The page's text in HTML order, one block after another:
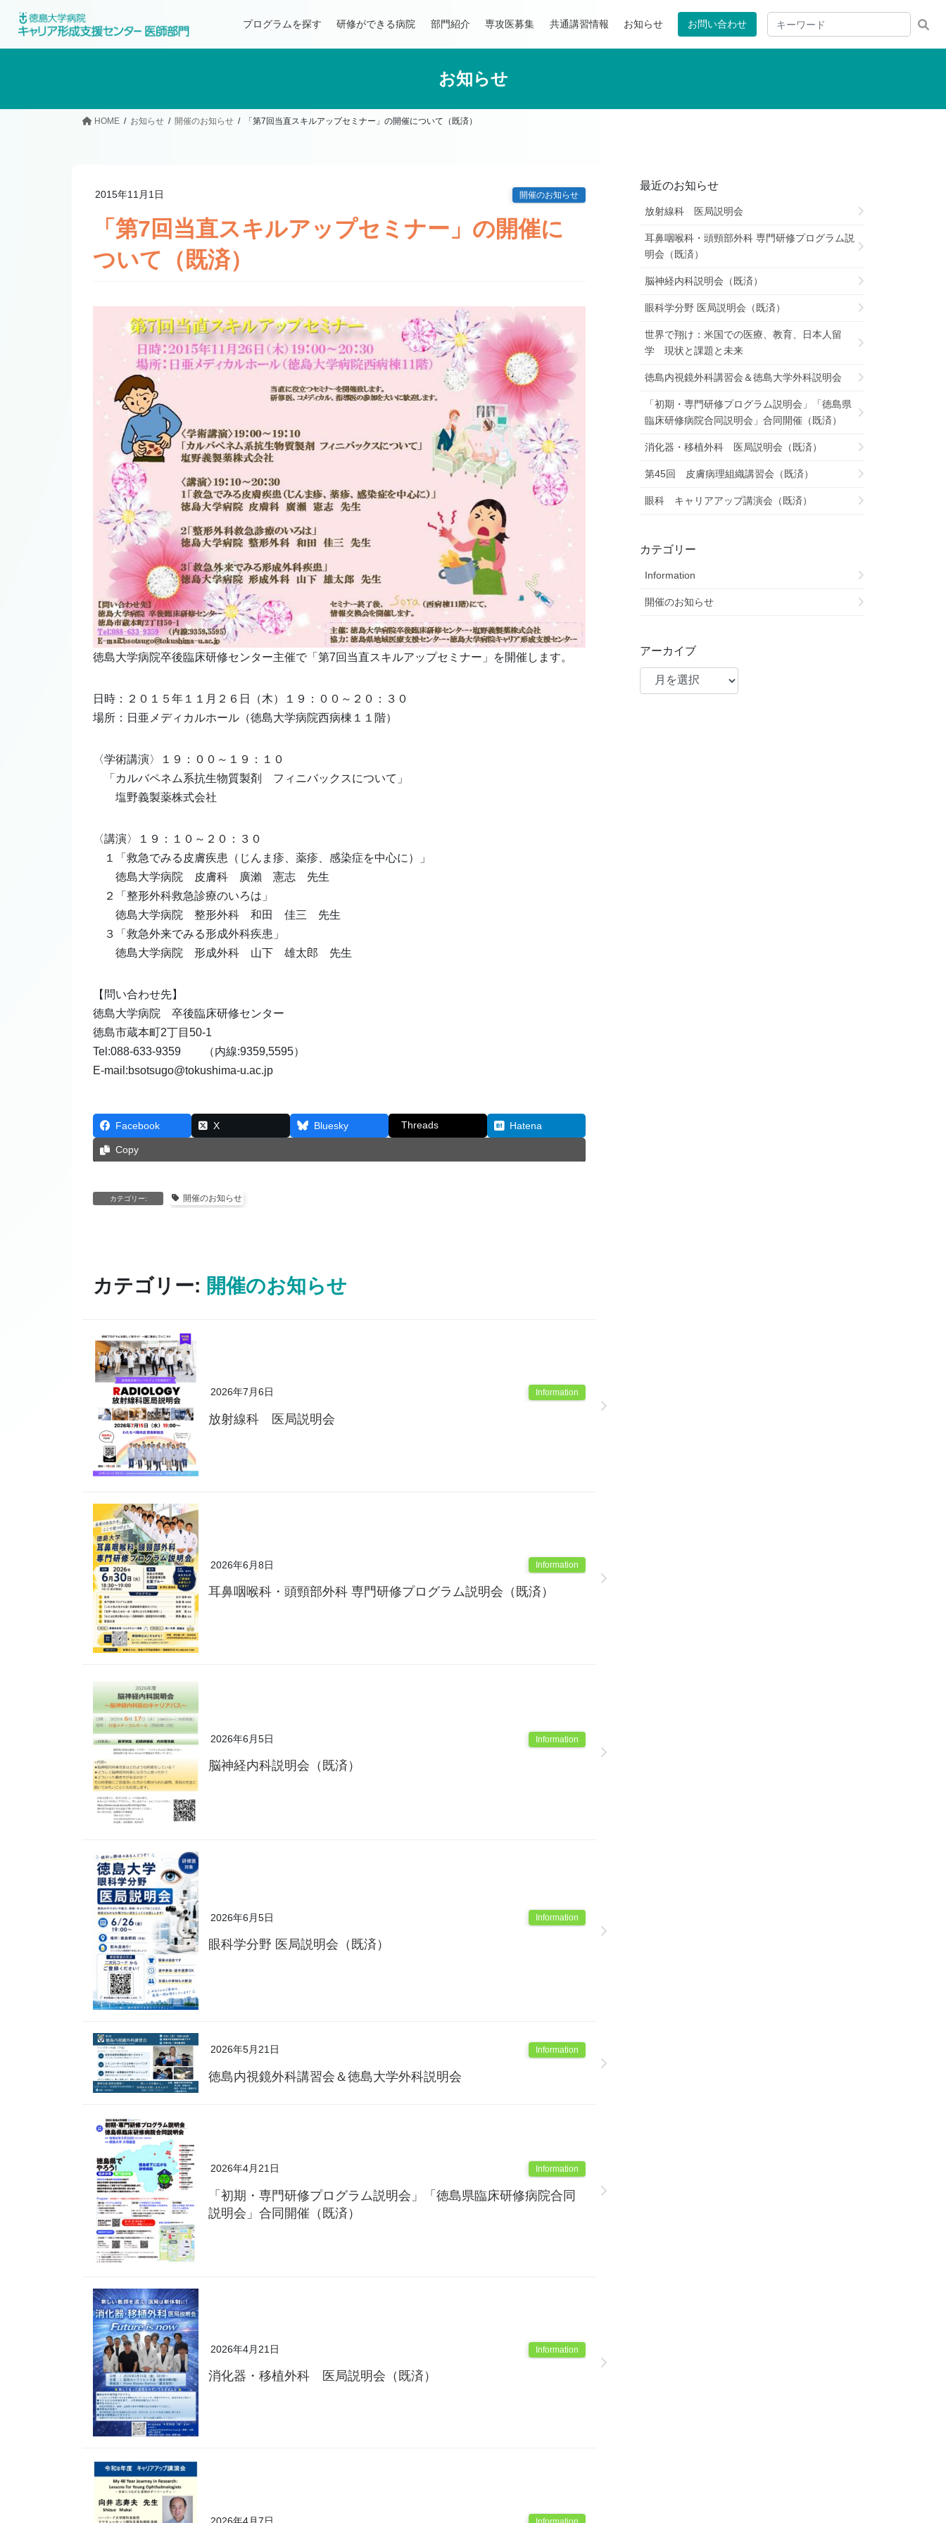
プログラムを探す 研修ができる病院 部門紹介 専攻医募集 共通講習情報 お知らせ お問い合わせ
お知らせ
HOME お知らせ 開催のお知らせ 「第7回当直スキルアップセミナー」の開催について（既済）
2015年11月1日 開催のお知らせ
「第7回当直スキルアップセミナー」の開催に
ついて（既済）
徳島大学病院卒後臨床研修センター主催で「第7回当直スキルアップセミナー」を開催します。
日時：２０１５年１１月２６日（木）１９：００～２０：３０
場所：日亜メディカルホール（徳島大学病院西病棟１１階）
〈学術講演〉１９：００～１９：１０
「カルバペネム系抗生物質製剤 フィニバックスについて」
塩野義製薬株式会社
〈講演〉１９：１０～２０：３０
１「救急でみる皮膚疾患（じんま疹、薬疹、感染症を中心に）」
徳島大学病院 皮膚科 廣瀨 憲志 先生
２「整形外科救急診療のいろは」
徳島大学病院 整形外科 和田 佳三 先生
３「救急外来でみる形成外科疾患」
徳島大学病院 形成外科 山下 雄太郎 先生
【問い合わせ先】
徳島大学病院 卒後臨床研修センター
徳島市蔵本町2丁目50-1
Tel:088-633-9359 （内線:9359,5595）
E-mail:bsotsugo@tokushima-u.ac.jp
Facebook X Bluesky Threads Hatena
Copy
カテゴリー: 開催のお知らせ
カテゴリー: 開催のお知らせ
2026年7月6日 Information
放射線科 医局説明会
2026年6月8日 Information
耳鼻咽喉科・頭頸部外科 専門研修プログラム説明会（既済）
2026年6月5日 Information
脳神経内科説明会（既済）
2026年6月5日 Information
眼科学分野 医局説明会（既済）
2026年5月21日 Information
徳島内視鏡外科講習会＆徳島大学外科説明会
2026年4月21日 Information
「初期・専門研修プログラム説明会」「徳島県臨床研修病院合同
説明会」合同開催（既済）
2026年4月21日 Information
消化器・移植外科 医局説明会（既済）
最近のお知らせ
放射線科 医局説明会
耳鼻咽喉科・頭頸部外科 専門研修プログラム説
明会（既済）
脳神経内科説明会（既済）
眼科学分野 医局説明会（既済）
世界で翔け：米国での医療、教育、日本人留
学 現状と課題と未来
徳島内視鏡外科講習会＆徳島大学外科説明会
「初期・専門研修プログラム説明会」「徳島県
臨床研修病院合同説明会」合同開催（既済）
消化器・移植外科 医局説明会（既済）
第45回 皮膚病理組織講習会（既済）
眼科 キャリアアップ講演会（既済）
カテゴリー
Information
開催のお知らせ
アーカイブ